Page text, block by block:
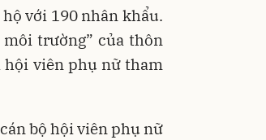
với 190 nhân khẩu.
trường” của thôn
hội viên phụ nữ tham
bộ hội viên phụ nữ